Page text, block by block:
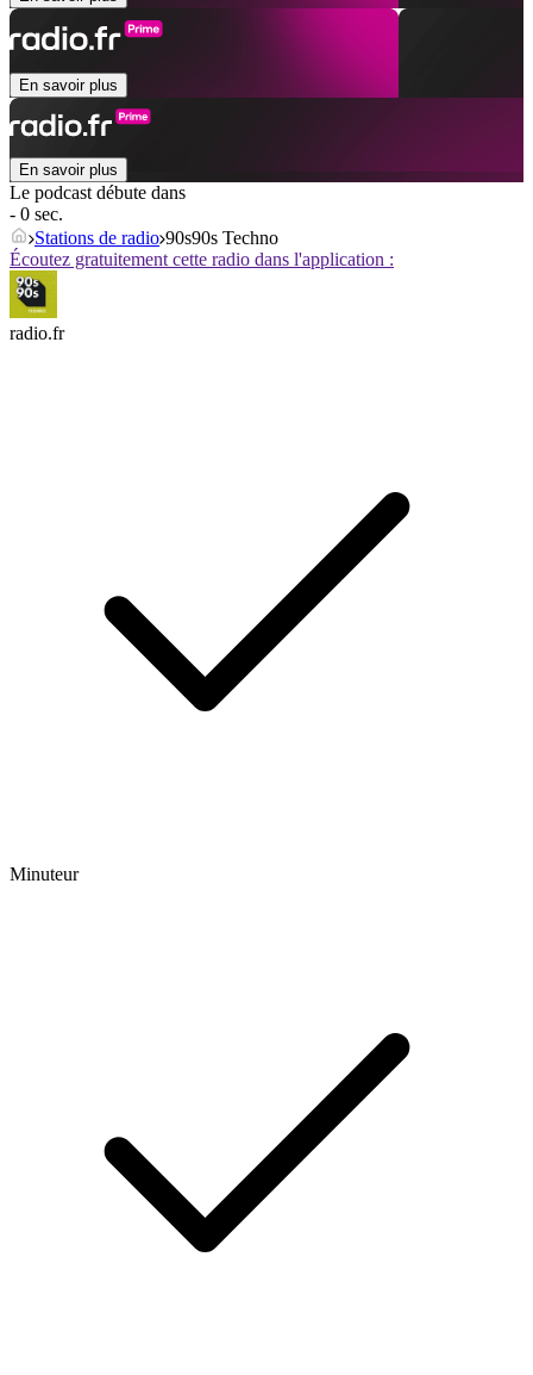
En savoir plus
En savoir plus
Le podcast débute dans
- 0 sec.
Stations de radio 90s90s Techno
Écoutez gratuitement cette radio dans l'application :
radio.fr
Minuteur